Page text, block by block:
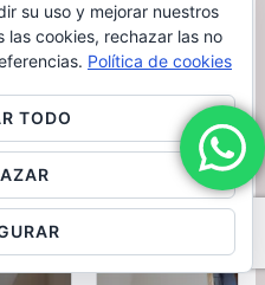
y
Quitar gotele y
afinado titanpro
p-55 (3)
su uso y mejorar nuestros
cookies, rechazar las no
Política de cookies
TODO